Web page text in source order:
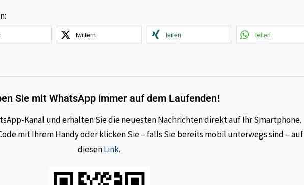
twittern teilen teilen
Sie mit WhatsApp immer auf dem Laufenden!
Kanal und erhalten Sie die neuesten Nachrichten direkt auf Ihr Smartphone.
mit Ihrem Handy oder klicken Sie – falls Sie bereits mobil unterwegs sind – auf
diesenLink.